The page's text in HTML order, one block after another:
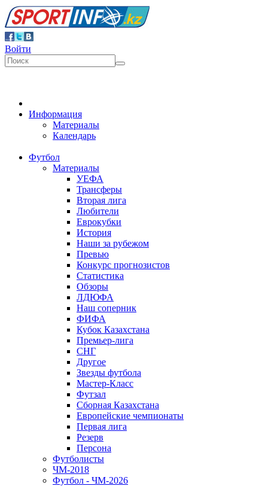
Войти
Информация
Материалы
Календарь
Футбол
Материалы
УЕФА
Трансферы
Вторая лига
Любители
Еврокубки
История
Наши за рубежом
Превью
Конкурс прогнозистов
Статистика
Обзоры
ЛДЮФА
Наш соперник
ФИФА
Кубок Казахстана
Премьер-лига
СНГ
Другое
Звезды футбола
Мастер-Класс
Футзал
Сборная Казахстана
Европейские чемпионаты
Первая лига
Резерв
Персона
Футболисты
ЧМ-2018
Футбол - ЧМ-2026